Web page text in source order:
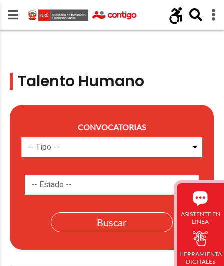
Talento Humano
CONVOCATORIAS
ASISTENTE EN
LINEA
HERRAMIENTA
DIGITALES